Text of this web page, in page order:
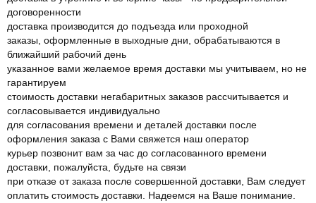
договоренности
доставка производится до подъезда или проходной
заказы, оформленные в выходные дни, обрабатываются в
ближайший рабочий день
указанное вами желаемое время доставки мы учитываем, но не
гарантируем
стоимость доставки негабаритных заказов рассчитывается и
согласовывается индивидуально
для согласования времени и деталей доставки после
оформления заказа с Вами свяжется наш оператор
курьер позвонит вам за час до согласованного времени
доставки, пожалуйста, будьте на связи
при отказе от заказа после совершенной доставки, Вам следует
оплатить стоимость доставки. Надеемся на Ваше понимание.